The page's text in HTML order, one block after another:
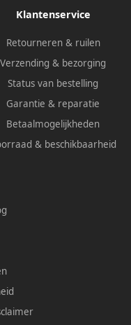
Klantenservice
Retourneren & ruilen
Verzending & bezorging
Status van bestelling
Garantie & reparatie
Betaalmogelijkheden
& beschikbaarheid